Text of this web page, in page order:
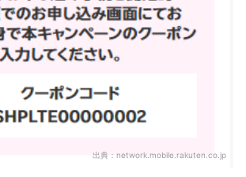
出典： network.mobile.rakuten.co.jp